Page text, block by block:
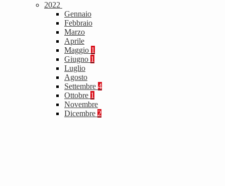
2022
Gennaio
Febbraio
Marzo
Aprile
Maggio 1
Giugno 1
Luglio
Agosto
Settembre 4
Ottobre 1
Novembre
Dicembre 2